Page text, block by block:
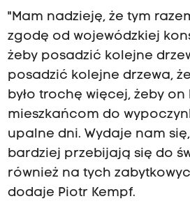
"Mam nadzieję, że tym
zgodę od wojewódzkiej
żeby posadzić kolejne
posadzić kolejne drzewa,
było trochę więcej, żeby on
mieszkańcom do
upalne dni. Wydaje nam
bardziej przebijają się do
również na tych
dodaje Piotr Kempf.